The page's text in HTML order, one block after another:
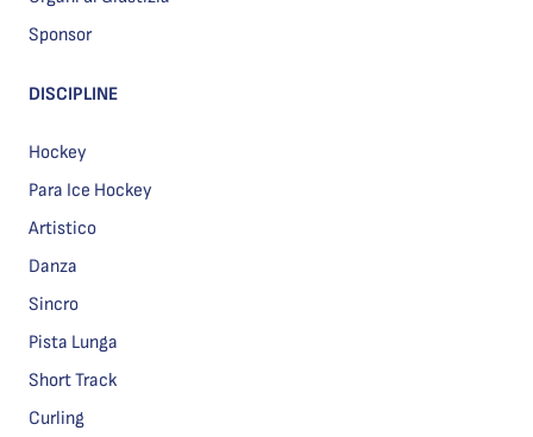
Sponsor
DISCIPLINE
Hockey
Para Ice Hockey
Artistico
Danza
Sincro
Pista Lunga
Short Track
Curling